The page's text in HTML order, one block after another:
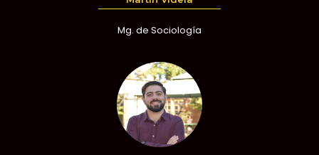
Mg. de Sociología